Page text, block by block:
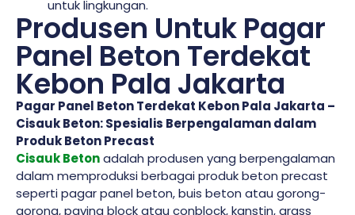
untuk lingkungan.
Produsen Untuk Pagar
Panel Beton Terdekat
Kebon Pala Jakarta
Pagar Panel Beton Terdekat Kebon Pala Jakarta –
Cisauk Beton: Spesialis Berpengalaman dalam
Produk Beton Precast
Cisauk Betonadalah produsen yang berpengalaman
dalam memproduksi berbagai produk beton precast
seperti pagar panel beton, buis beton atau gorong-
gorong, paving block atau conblock, kanstin, grass